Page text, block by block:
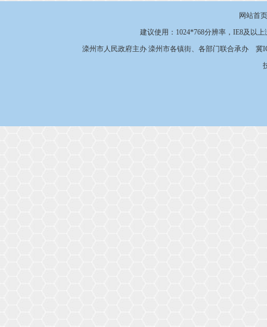
网站首页
建议使用：1024*768分辨率，IE8及以
滦州市人民政府主办 滦州市各镇街、各部门联合承办 冀